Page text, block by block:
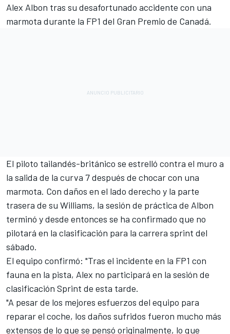
Alex Albon tras su desafortunado accidente con una
marmota durante la FP1 del Gran Premio de Canadá.
El piloto tailandés-británico se estrelló contra el muro a
la salida de la curva 7 después de chocar con una
marmota. Con daños en el lado derecho y la parte
trasera de su Williams, la sesión de práctica de Albon
terminó y desde entonces se ha confirmado que no
pilotará en la clasificación para la carrera sprint del
sábado.
El equipo confirmó: "Tras el incidente en la FP1 con
fauna en la pista, Alex no participará en la sesión de
clasificación Sprint de esta tarde.
"A pesar de los mejores esfuerzos del equipo para
reparar el coche, los daños sufridos fueron mucho más
extensos de lo que se pensó originalmente, lo que